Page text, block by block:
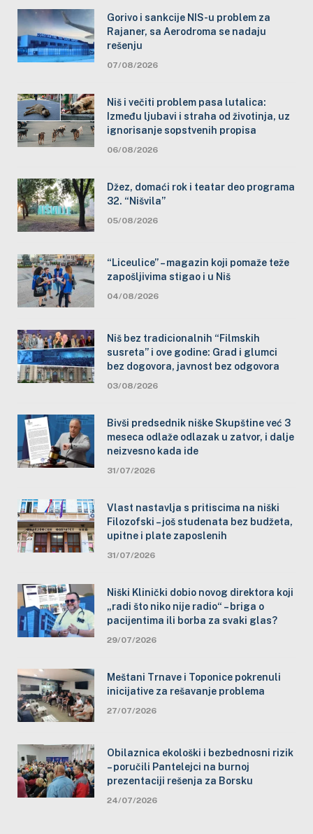
Gorivo i sankcije NIS-u problem za
Rajaner, sa Aerodroma se nadaju
rešenju
07/08/2026
Niš i večiti problem pasa lutalica:
Između ljubavi i straha od životinja, uz
ignorisanje sopstvenih propisa
06/08/2026
Džez, domaći rok i teatar deo programa
32. “Nišvila”
05/08/2026
“Liceulice” – magazin koji pomaže teže
zapošljivima stigao i u Niš
04/08/2026
Niš bez tradicionalnih “Filmskih
susreta” i ove godine: Grad i glumci
bez dogovora, javnost bez odgovora
03/08/2026
Bivši predsednik niške Skupštine već 3
meseca odlaže odlazak u zatvor, i dalje
neizvesno kada ide
31/07/2026
Vlast nastavlja s pritiscima na niški
Filozofski – još studenata bez budžeta,
upitne i plate zaposlenih
31/07/2026
Niški Klinički dobio novog direktora koji
„radi što niko nije radio“ – briga o
pacijentima ili borba za svaki glas?
29/07/2026
Meštani Trnave i Toponice pokrenuli
inicijative za rešavanje problema
27/07/2026
Obilaznica ekološki i bezbednosni rizik
– poručili Pantelejci na burnoj
prezentaciji rešenja za Borsku
24/07/2026